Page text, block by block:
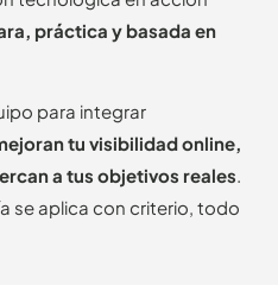
práctica y basada en
para integrar
tu visibilidad online,
a tus objetivos reales.
se aplica con criterio, todo